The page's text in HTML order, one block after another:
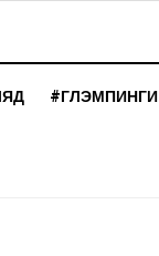
#ГЛЭМПИНГИ